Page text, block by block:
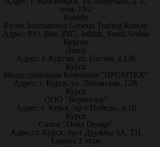
пом. 19/2
Кувейт
Exotic International General Trading Kuwait
Адрес: P.O. Box 3507, Jeddah, Saudi Arabia
Курган
Декор
Адрес: г. Курган, ул. Гоголя, д.128
Курск
Индустриальная Компания "ПРОМТЕХ"
Адрес: г. Курск, ул. Литовская, 12В
Курск
ООО "Вернисаж"
Адрес: г. Курск, пр-т Победы, д.10
Курск
Салон "Doka Design"
Адрес: г. Курск, пр-т Дружбы 9А, ТЦ
Европа 1 этаж